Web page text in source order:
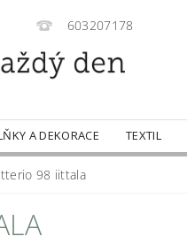
603207178
A DEKORACE TEXTIL
98 iittala